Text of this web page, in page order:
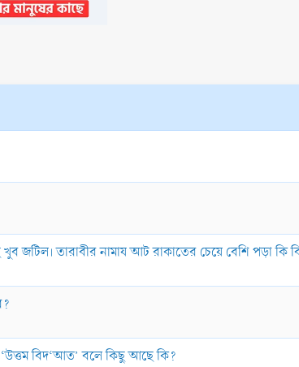
খুব জটিল। তারাবীর নামায আট রাকাতের চেয়ে বেশি পড়া
বিদ‘আত’ বলে কিছু আছে কি?